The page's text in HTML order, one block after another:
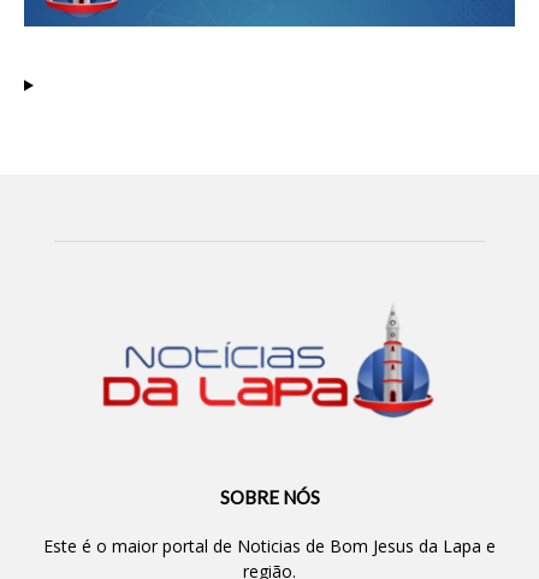
SOBRE NÓS
Este é o maior portal de Noticias de Bom Jesus da Lapa e
região.